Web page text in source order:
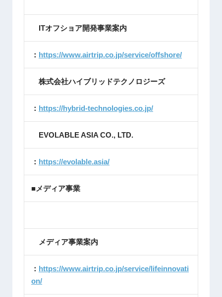
ITオフショア開発事業案内
： https://www.airtrip.co.jp/service/offshore/
株式会社ハイブリッドテクノロジーズ
： https://hybrid-technologies.co.jp/
EVOLABLE ASIA CO., LTD.
： https://evolable.asia/
■メディア事業
メディア事業案内
： https://www.airtrip.co.jp/service/lifeinnovati
on/